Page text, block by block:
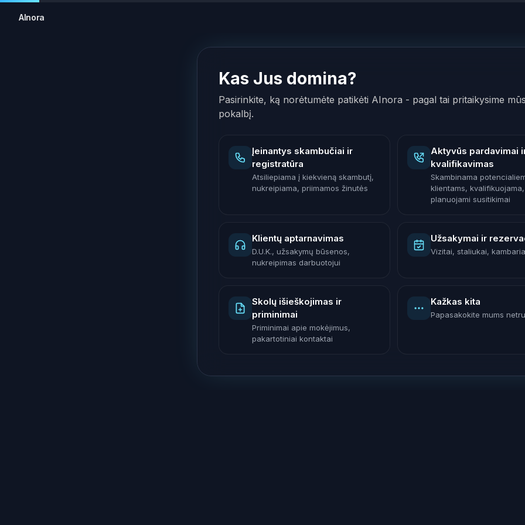
AInora
Kas Jus domina?
Pasirinkite, ką norėtumėte patikėti AInora - pagal tai pritaikysime
pokalbį.
Įeinantys skambučiai ir
registratūra
Atsiliepiama į kiekvieną skambutį,
nukreipiama, priimamos žinutės
Aktyvūs pardavimai
kvalifikavimas
Skambinama
klientams, kvalifikuojama,
planuojami susitikimai
Klientų aptarnavimas
D.U.K., užsakymų būsenos,
nukreipimas darbuotojui
Užsakymai ir
Vizitai, staliukai,
Skolų išieškojimas ir
priminimai
Priminimai apie mokėjimus,
pakartotiniai kontaktai
Kažkas kita
Papasakokite mums